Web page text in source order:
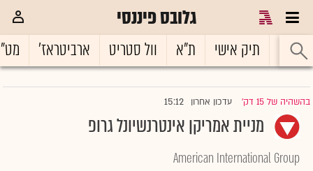
גלובס פיננסי
ראשי תיק אישי ת"א וול סטריט ארביטראז'
בהשהיה של 15 דק' |עדכון אחרון 15:12
מניית אמריקן אינטרנשיונל גרופ
American International Group